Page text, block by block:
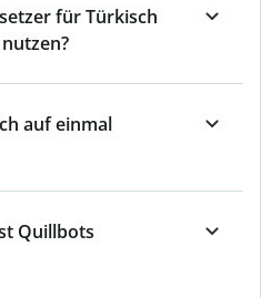
für Türkisch
auf einmal
Quillbots